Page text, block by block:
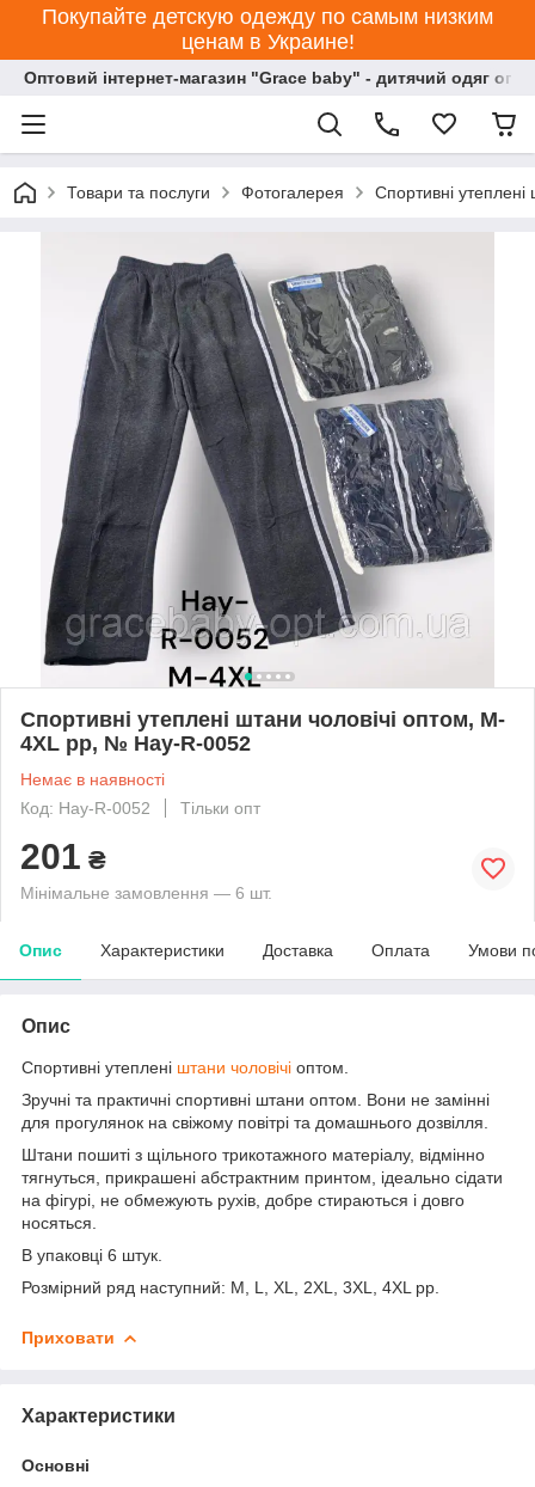
Покупайте детскую одежду по самым низким
ценам в Украине!
Оптовий інтернет-магазин "Grace baby" - дитячий одяг
Товари та послуги Фотогалерея Спортивні
Спортивні утеплені штани чоловічі оптом, M-
4XL рр, № Hay-R-0052
Немає в наявності
Код: Hay-R-0052
Тільки опт
201 ₴
Мінімальне замовлення — 6 шт.
Опис Характеристики Доставка Оплата Умови
Опис
Спортивні утеплені штани чоловічі оптом.
Зручні та практичні спортивні штани оптом. Вони не замінні
для прогулянок на свіжому повітрі та домашнього дозвілля.
Штани пошиті з щільного трикотажного матеріалу, відмінно
тягнуться, прикрашені абстрактним принтом, ідеально сідати
на фігурі, не обмежують рухів, добре стираються і довго
носяться.
В упаковці 6 штук.
Розмірний ряд наступний: M, L, XL, 2XL, 3XL, 4XL pp.
Приховати
Характеристики
Основні